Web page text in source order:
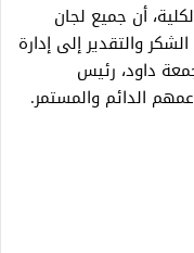
أن جميع لجان
والتقدير إلى إدارة
داود، رئيس
الدائم والمستمر.